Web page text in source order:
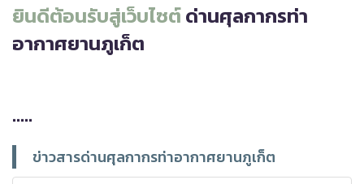
ยินดีต้อนรับสู่เว็บไซต์ด่านศุลกากรท่า
อากาศยานภูเก็ต
.....
ข่าวสารด่านศุลกากรท่าอากาศยานภูเก็ต